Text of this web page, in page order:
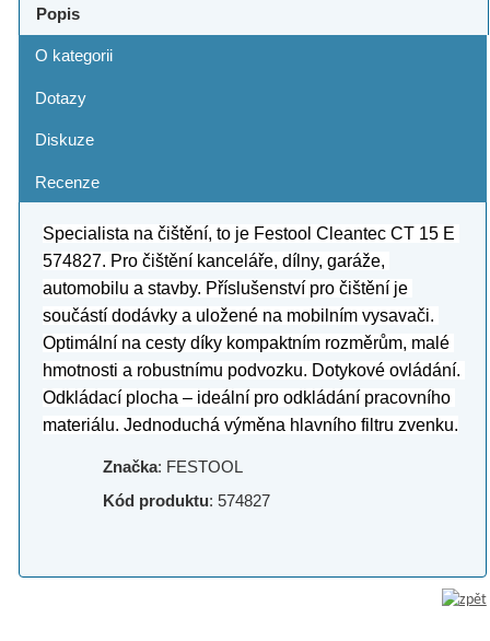
Popis
O kategorii
Dotazy
Diskuze
Recenze
Specialista na čištění, to je Festool Cleantec CT 15 E
574827. Pro čištění kanceláře, dílny, garáže,
automobilu a stavby. Příslušenství pro čištění je
součástí dodávky a uložené na mobilním vysavači.
Optimální na cesty díky kompaktním rozměrům, malé
hmotnosti a robustnímu podvozku. Dotykové ovládání.
Odkládací plocha – ideální pro odkládání pracovního
materiálu. Jednoduchá výměna hlavního filtru zvenku.
Značka: FESTOOL
Kód produktu: 574827